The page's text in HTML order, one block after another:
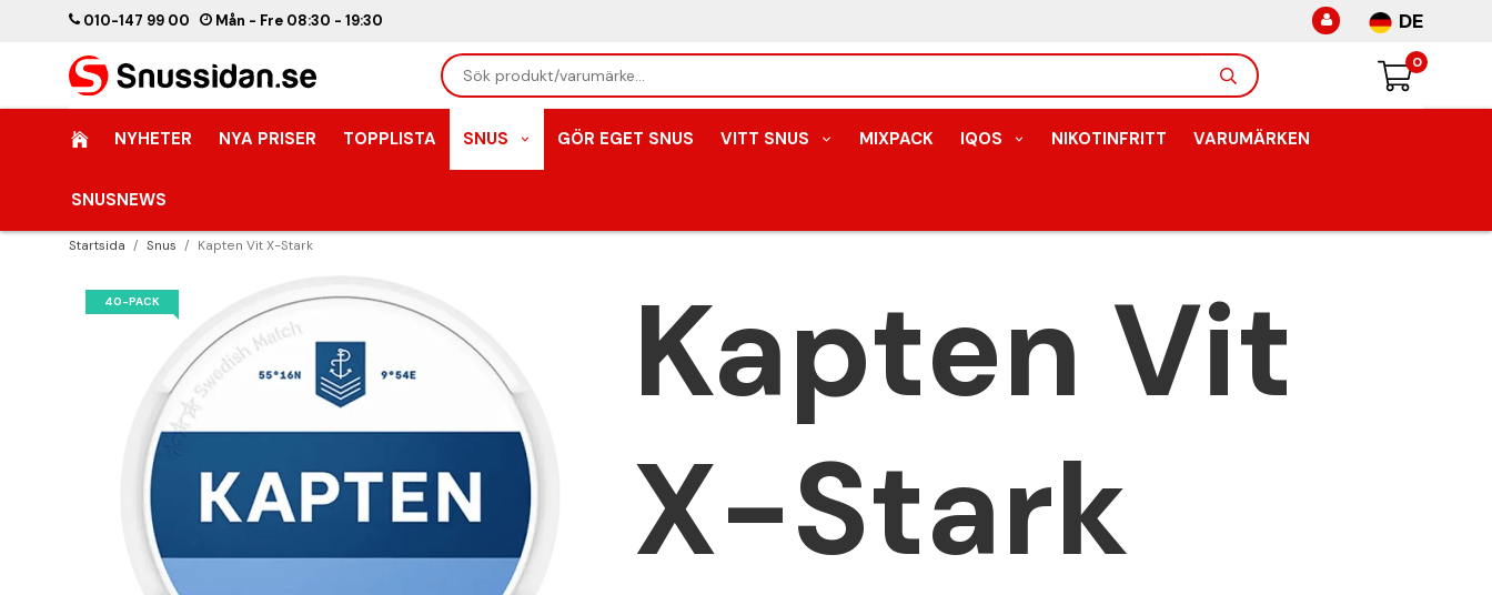
010-147 99 00 Mån - Fre 08:30 - 19:30 DE
0
NYHETER NYA PRISER TOPPLISTA SNUS GÖR EGET SNUS VITT SNUS MIXPACK IQOS NIKOTINFRITT VARUMÄRKEN
SNUSNEWS
Startsida / Snus / Kapten Vit X-Stark
40-PACK
Kapten Vit
X-Stark